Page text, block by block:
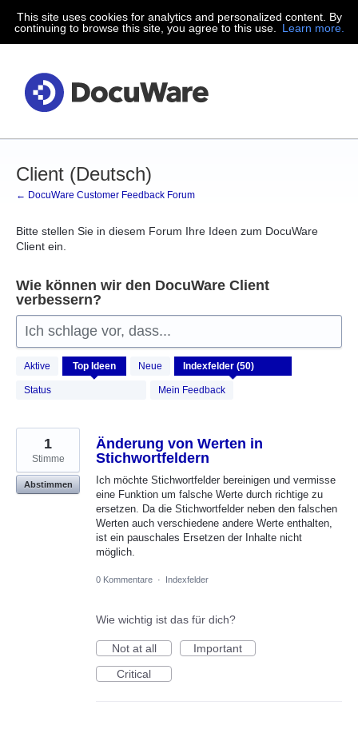
Zum
Inhalt
This site uses cookies for analytics and personalized content. By
continuing to browse this site, you agree to this use.
Learn more.
Client (Deutsch)
← DocuWare Customer Feedback Forum
Bitte stellen Sie in diesem Forum Ihre Ideen zum DocuWare
Client ein.
Wie können wir den DocuWare Client
verbessern?
Ich schlage vor, dass...
Aktive Top Ideen Neue
Status Mein Feedback
50
gefundene
Ergebnisse
Änderung von Werten in
Stichwortfeldern
Ich möchte Stichwortfelder bereinigen und vermisse
eine Funktion um falsche Werte durch richtige zu
ersetzen. Da die Stichwortfelder neben den falschen
Werten auch verschiedene andere Werte enthalten,
ist ein pauschales Ersetzen der Inhalte nicht
möglich.
1
Stimme
Abstimmen
0 Kommentare · Indexfelder
Wie wichtig ist das für dich?
Not at all
Important
Critical